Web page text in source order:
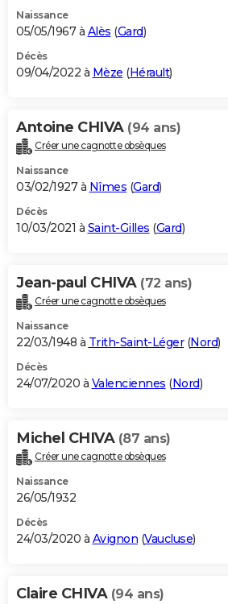
Naissance
05/05/1967 à Alès (Gard)
Décès
09/04/2022 à Mèze (Hérault)
Antoine CHIVA (94 ans)
Créer une cagnotte obsèques
Naissance
03/02/1927 à Nîmes (Gard)
Décès
10/03/2021 à Saint-Gilles (Gard)
Jean-paul CHIVA (72 ans)
Créer une cagnotte obsèques
Naissance
22/03/1948 à Trith-Saint-Léger(Nord)
Décès
24/07/2020 à Valenciennes (Nord)
Michel CHIVA (87 ans)
Créer une cagnotte obsèques
Naissance
26/05/1932
Décès
24/03/2020 à Avignon (Vaucluse)
Claire CHIVA (94 ans)